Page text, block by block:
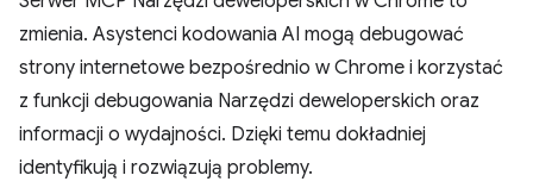
zmienia. Asystenci kodowania AI mogą debugować
strony internetowe bezpośrednio w Chrome i korzystać
z funkcji debugowania Narzędzi deweloperskich oraz
informacji o wydajności. Dzięki temu dokładniej
identyfikują i rozwiązują problemy.